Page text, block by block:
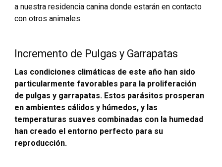
a nuestra residencia canina donde estarán en contacto
con otros animales.
Incremento de Pulgas y Garrapatas
Las condiciones climáticas de este año han sido
particularmente favorables para la proliferación
de pulgas y garrapatas. Estos parásitos prosperan
en ambientes cálidos y húmedos, y las
temperaturas suaves combinadas con la humedad
han creado el entorno perfecto para su
reproducción.